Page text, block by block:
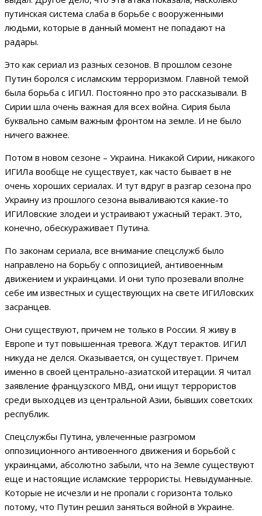
путинская система слаба в борьбе с вооруженными
людьми, которые в данный момент не попадают на
радары.
Это как сериал из разных сезонов. В прошлом сезоне
Путин боролся с исламским терроризмом. Главной темой
была борьба с ИГИЛ. Постоянно про это рассказывали. В
Сирии шла очень важная для всех война. Сирия была
буквально самым важным фронтом на земле. И не было
ничего важнее.
Потом в новом сезоне – Украина. Никакой Сирии, никакого
ИГИЛа вообще не существует, как часто бывает в не
очень хороших сериалах. И тут вдруг в разгар сезона про
Украину из прошлого сезона вываливаются какие-то
ИГИЛовские злодеи и устраивают ужасный теракт. Это,
конечно, обескураживает Путина.
По законам сериала, все внимание спецслужб было
направлено на борьбу с оппозицией, антивоенным
движением и украинцами. И они тупо прозевали вполне
себе им известных и существующих на свете ИГИЛовских
засранцев.
Они существуют, причем не только в России. Я живу в
Европе и тут повышенная тревога. Ждут терактов. ИГИЛ
никуда не делся. Оказывается, он существует. Причем
именно в своей центрально-азиатской итерации. Я читал
заявление французского МВД, они ищут террористов
среди выходцев из центральной Азии, бывших советских
республик.
Спецслужбы Путина, увлеченные разгромом
оппозиционного антивоенного движения и борьбой с
украинцами, абсолютно забыли, что на Земле существуют
еще и настоящие исламские террористы. Невыдуманные.
Которые не исчезли и не пропали с горизонта только
потому, что Путин решил заняться войной в Украине.